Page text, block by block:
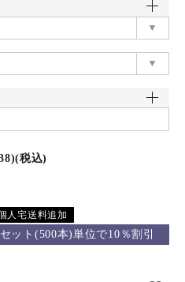
税込)
人宅送料追加
ット(500本)単位で10％割引